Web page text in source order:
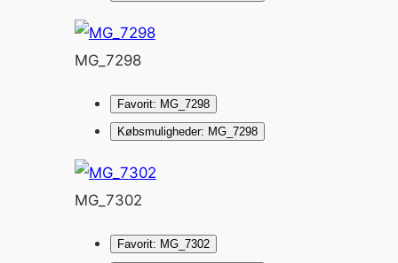
MG_7298
Favorit: MG_7298
Købsmuligheder: MG_7298
MG_7302
Favorit: MG_7302